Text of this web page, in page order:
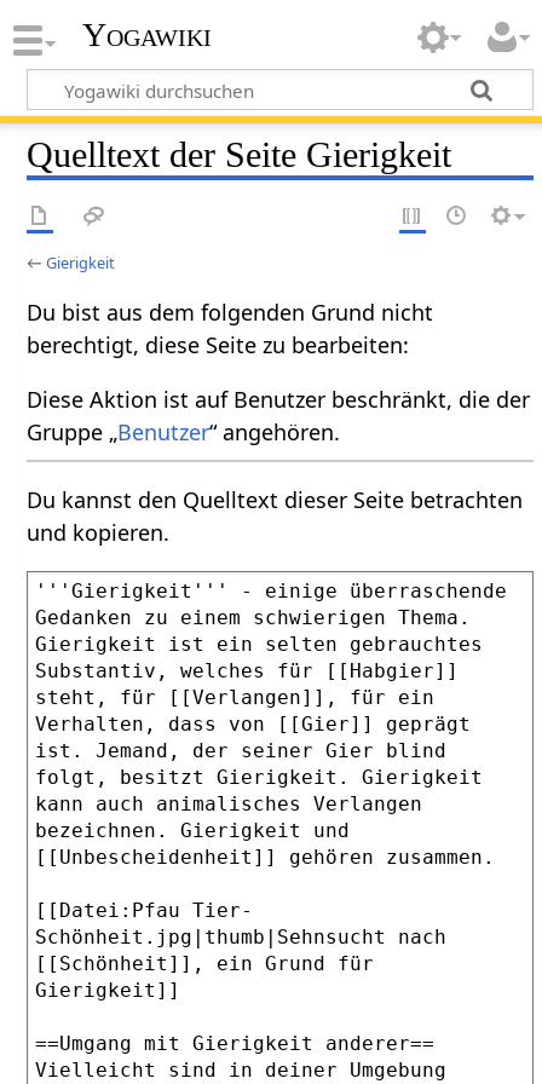
Yogawiki
Quelltext der Seite Gierigkeit
←Gierigkeit
Du bist aus dem folgenden Grund nicht
berechtigt, diese Seite zu bearbeiten:
Diese Aktion ist auf Benutzer beschränkt, die der
Gruppe „Benutzer“ angehören.
Du kannst den Quelltext dieser Seite betrachten
und kopieren.